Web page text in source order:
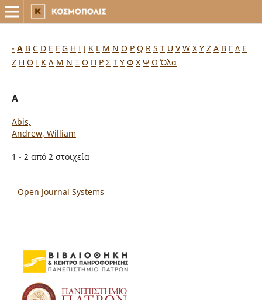
- A B C D E F G H I J K L M N O P Q R S T U V W X Y Z Α Β Γ Δ Ε
Ζ Η Θ Ι Κ Λ Μ Ν Ξ Ο Π Ρ Σ Τ Υ Φ Χ Ψ Ω Όλα
A
Abis,
Andrew, William
1 - 2 από 2 στοιχεία
Open Journal Systems